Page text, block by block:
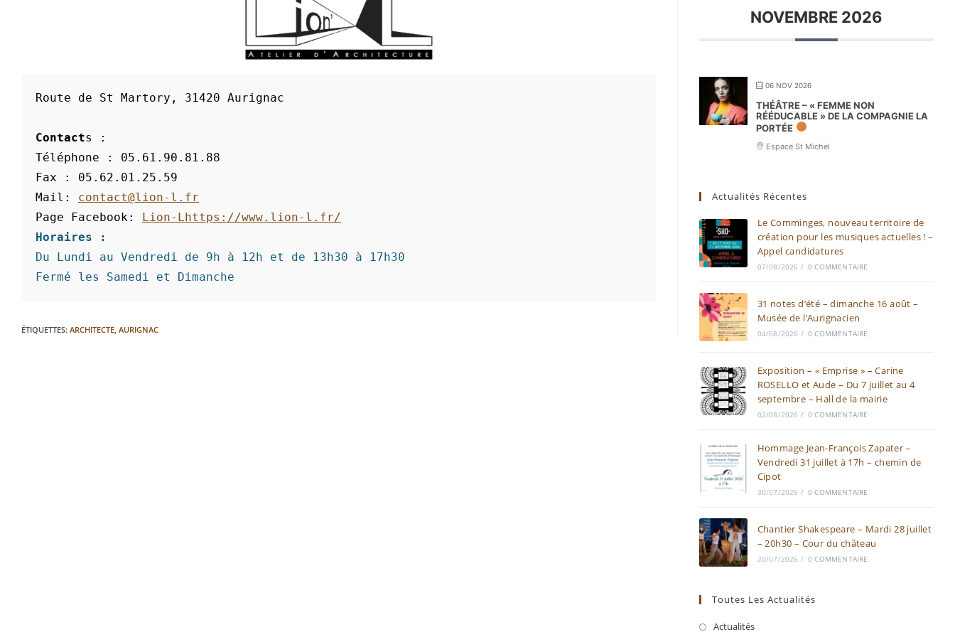
Route de St Martory, 31420 Aurignac
Contacts :
Téléphone : 05.61.90.81.88
Fax : 05.62.01.25.59
Mail: contact@lion-l.fr
Page Facebook: Lion-Lhttps://www.lion-l.fr/
Horaires :
Du Lundi au Vendredi de 9h à 12h et de 13h30 à 17h30
Fermé les Samedi et Dimanche
ÉTIQUETTES: ARCHITECTE, AURIGNAC
NOVEMBRE 2026
06 NOV 2026
THÉÂTRE – « FEMME NON
RÉÉDUCABLE » DE LA COMPAGNIE LA
PORTÉE
Espace St Michel
Actualités Récentes
Le Comminges, nouveau territoire de
création pour les musiques actuelles ! –
Appel candidatures
07/08/2026 / 0 COMMENTAIRE
31 notes d’été – dimanche 16 août –
Musée de l’Aurignacien
04/08/2026 / 0 COMMENTAIRE
Exposition – « Emprise » – Carine
ROSELLO et Aude – Du 7 juillet au 4
septembre – Hall de la mairie
02/08/2026 / 0 COMMENTAIRE
Hommage Jean-François Zapater –
Vendredi 31 juillet à 17h – chemin de
Cipot
30/07/2026 / 0 COMMENTAIRE
Chantier Shakespeare – Mardi 28 juillet
– 20h30 – Cour du château
20/07/2026 / 0 COMMENTAIRE
Toutes Les Actualités
Actualités